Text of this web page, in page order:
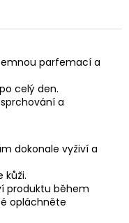
parfemací a
celý den.
sprchování a
dokonale vyživí a
kůži.
produktu během
opláchněte